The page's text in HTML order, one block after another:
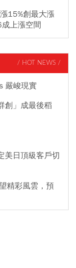
15%創最大漲
上漲空間
/ HOT NEWS /
嚴峻現實
創」成最後稻
美日頂級客戶切
精彩風雲，預